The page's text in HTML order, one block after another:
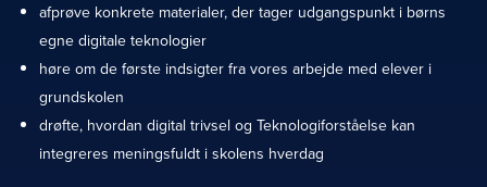
afprøve konkrete materialer, der tager udgangspunkt i børns
egne digitale teknologier
høre om de første indsigter fra vores arbejde med elever i
grundskolen
drøfte, hvordan digital trivsel og Teknologiforståelse kan
integreres meningsfuldt i skolens hverdag